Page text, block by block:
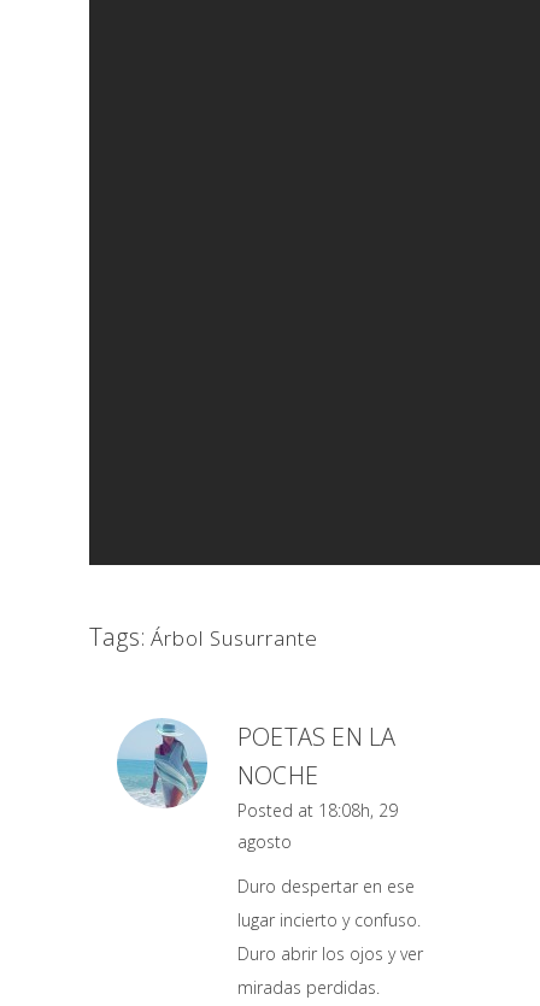
Tags: Árbol Susurrante
POETAS EN LA
NOCHE
Posted at 18:08h, 29
agosto
Duro despertar en ese
lugar incierto y confuso.
Duro abrir los ojos y ver
miradas perdidas.